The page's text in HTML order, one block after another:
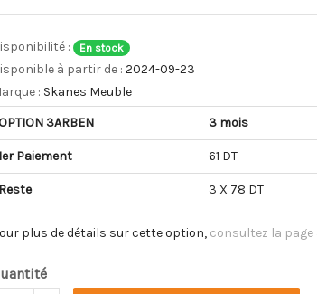
: En stock
à partir de : 2024-09-23
: Skanes Meuble
3ARBEN
3 mois
Paiement 61 DT
Reste 3 X 78 DT
plus de détails sur cette option, consultez la page